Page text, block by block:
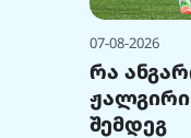
07-08-2026
რა
შემდეგ